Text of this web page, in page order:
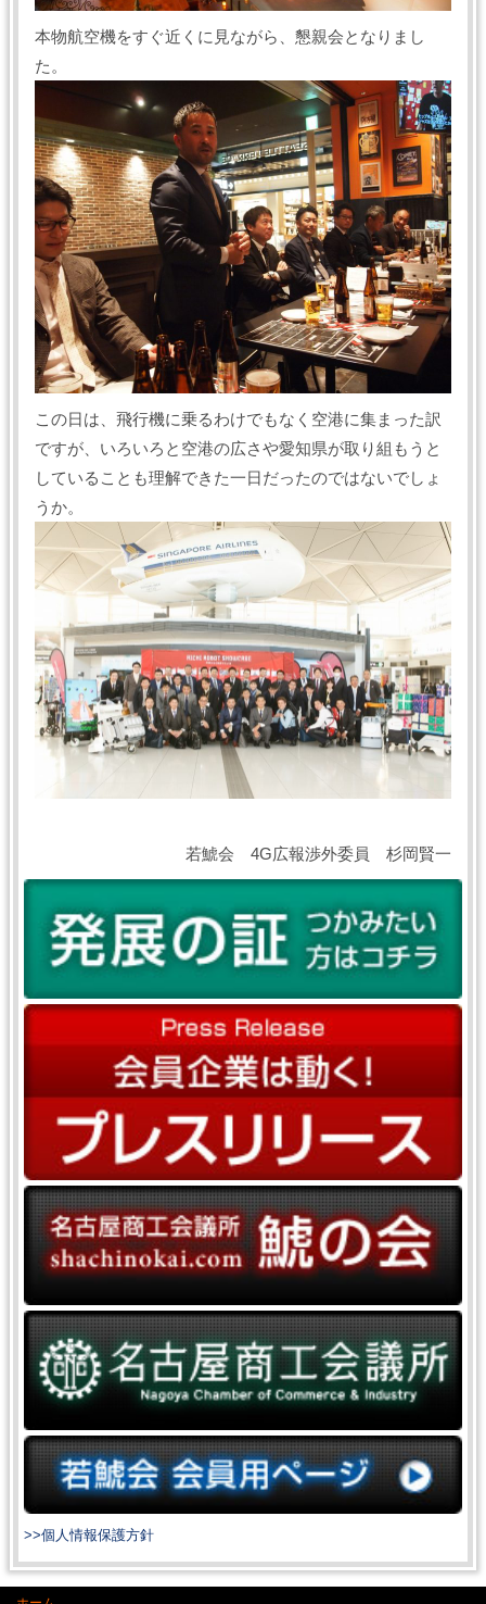
本物航空機をすぐ近くに見ながら、懇親会となりまし
た。
この日は、飛行機に乗るわけでもなく空港に集まった訳
ですが、いろいろと空港の広さや愛知県が取り組もうと
していることも理解できた一日だったのではないでしょ
うか。
若鯱会 4G広報渉外委員 杉岡賢一
>>個人情報保護方針